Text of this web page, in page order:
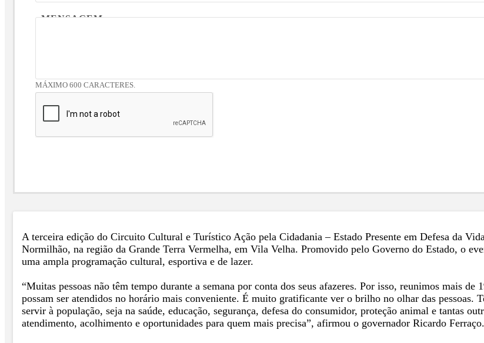
MENSAGEM
MÁXIMO 600 CARACTERES.
A terceira edição do Circuito Cultural e Turístico Ação pela Cidadania – Estado Presente em Defesa da
Normilhão, na região da Grande Terra Vermelha, em Vila Velha. Promovido pelo Governo do Estado, o
uma ampla programação cultural, esportiva e de lazer.
“Muitas pessoas não têm tempo durante a semana por conta dos seus afazeres. Por isso, reunimos mais
possam ser atendidos no horário mais conveniente. É muito gratificante ver o brilho no olhar das pessoas.
servir à população, seja na saúde, educação, segurança, defesa do consumidor, proteção animal e tantas
atendimento, acolhimento e oportunidades para quem mais precisa”, afirmou o governador Ricardo Ferraço.